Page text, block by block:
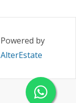
Powered by
AlterEstate